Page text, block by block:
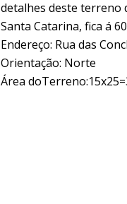
detalhes deste terreno
Santa Catarina, fica á
Endereço: Rua das
Orientação: Norte
Área